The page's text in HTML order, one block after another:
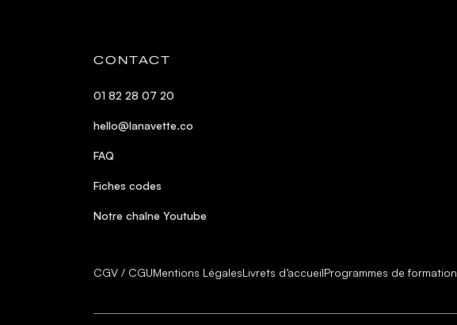
CONTACT
01 82 28 07 20
hello@lanavette.co
FAQ
Fiches codes
Notre chaîne Youtube
CGV / CGUMentions LégalesLivrets d’accueilProgrammes de formation